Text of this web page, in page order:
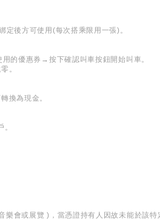
後方可使用(每次搭乘限用一張)。
的優惠券→按下確認叫車按鈕開始叫車。
。
換為現金。
會或展覽 )，當憑證持有人因故未能於該特